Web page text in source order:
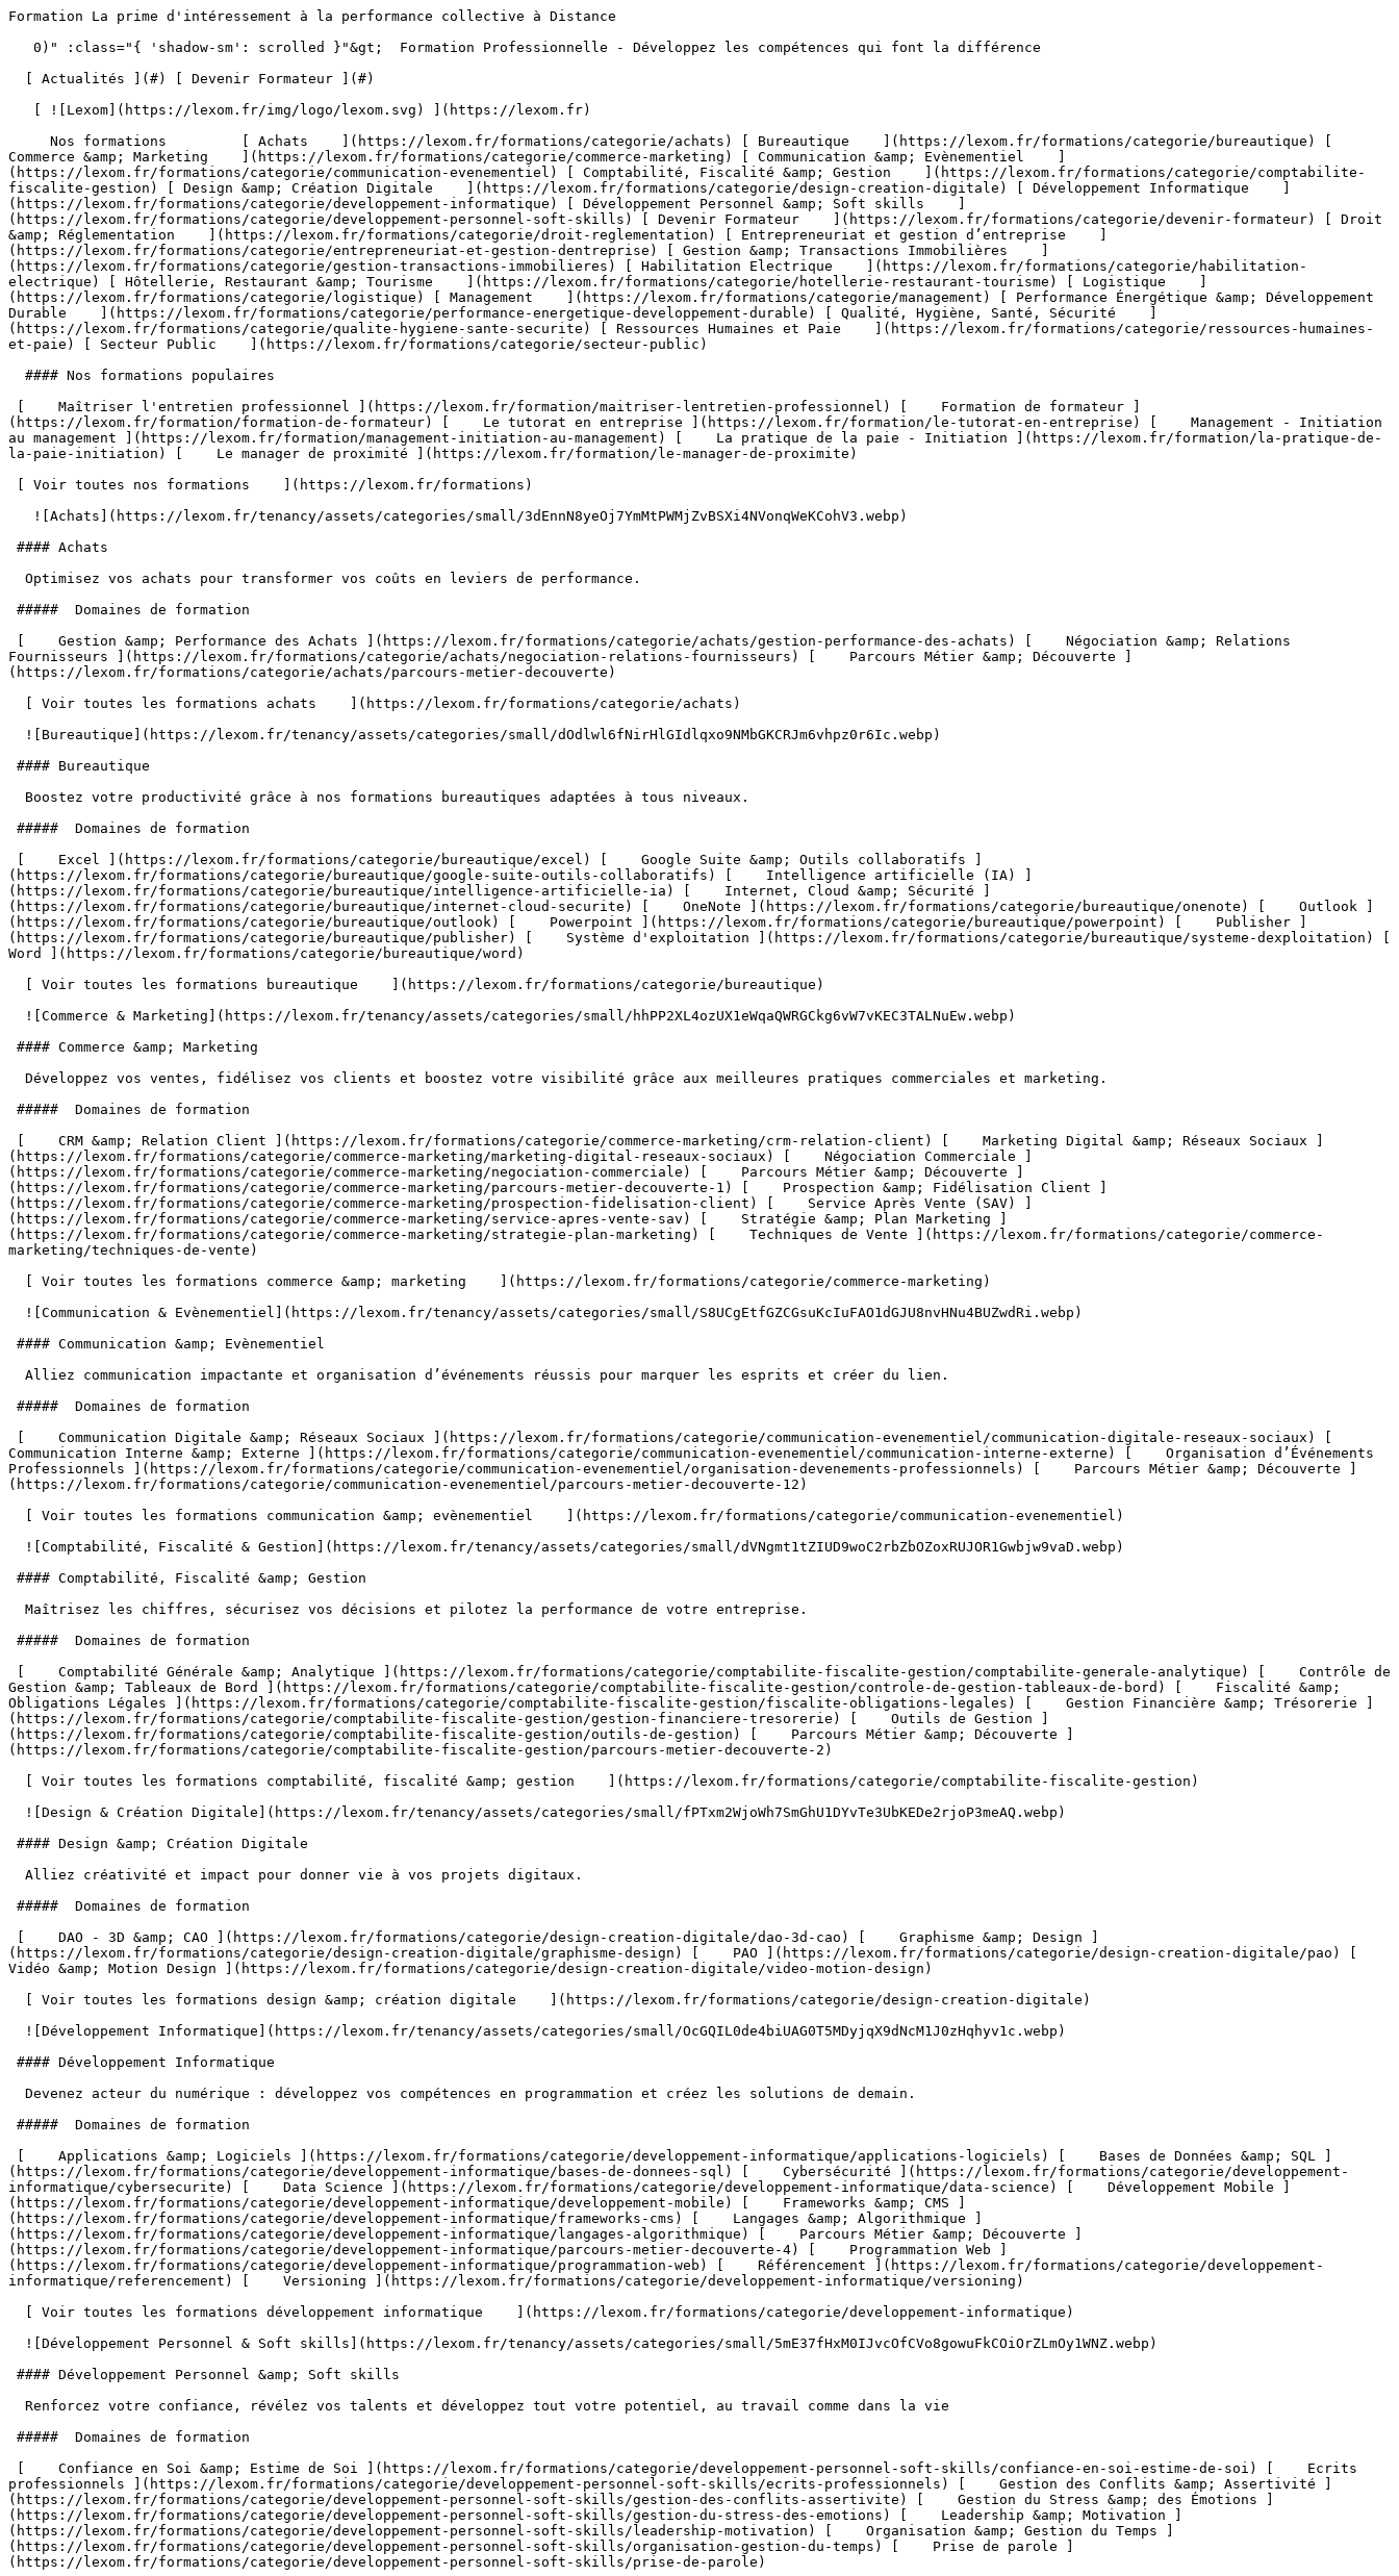
Formation La prime d'intéressement à la performance collective à Distance                                   

   0)" :class="{ 'shadow-sm': scrolled }"&gt;  Formation Professionnelle - Développez les compétences qui font la différence 

  [ Actualités ](#) [ Devenir Formateur ](#)  

   [ ![Lexom](https://lexom.fr/img/logo/lexom.svg) ](https://lexom.fr) 

     Nos formations         [ Achats    ](https://lexom.fr/formations/categorie/achats) [ Bureautique    ](https://lexom.fr/formations/categorie/bureautique) [ Commerce &amp; Marketing    ](https://lexom.fr/formations/categorie/commerce-marketing) [ Communication &amp; Evènementiel    ](https://lexom.fr/formations/categorie/communication-evenementiel) [ Comptabilité, Fiscalité &amp; Gestion    ](https://lexom.fr/formations/categorie/comptabilite-fiscalite-gestion) [ Design &amp; Création Digitale    ](https://lexom.fr/formations/categorie/design-creation-digitale) [ Développement Informatique    ](https://lexom.fr/formations/categorie/developpement-informatique) [ Développement Personnel &amp; Soft skills    ](https://lexom.fr/formations/categorie/developpement-personnel-soft-skills) [ Devenir Formateur    ](https://lexom.fr/formations/categorie/devenir-formateur) [ Droit &amp; Réglementation    ](https://lexom.fr/formations/categorie/droit-reglementation) [ Entrepreneuriat et gestion d’entreprise    ](https://lexom.fr/formations/categorie/entrepreneuriat-et-gestion-dentreprise) [ Gestion &amp; Transactions Immobilières    ](https://lexom.fr/formations/categorie/gestion-transactions-immobilieres) [ Habilitation Electrique    ](https://lexom.fr/formations/categorie/habilitation-electrique) [ Hôtellerie, Restaurant &amp; Tourisme    ](https://lexom.fr/formations/categorie/hotellerie-restaurant-tourisme) [ Logistique    ](https://lexom.fr/formations/categorie/logistique) [ Management    ](https://lexom.fr/formations/categorie/management) [ Performance Énergétique &amp; Développement Durable    ](https://lexom.fr/formations/categorie/performance-energetique-developpement-durable) [ Qualité, Hygiène, Santé, Sécurité    ](https://lexom.fr/formations/categorie/qualite-hygiene-sante-securite) [ Ressources Humaines et Paie    ](https://lexom.fr/formations/categorie/ressources-humaines-et-paie) [ Secteur Public    ](https://lexom.fr/formations/categorie/secteur-public) 

  #### Nos formations populaires

 [    Maîtriser l'entretien professionnel ](https://lexom.fr/formation/maitriser-lentretien-professionnel) [    Formation de formateur ](https://lexom.fr/formation/formation-de-formateur) [    Le tutorat en entreprise ](https://lexom.fr/formation/le-tutorat-en-entreprise) [    Management - Initiation au management ](https://lexom.fr/formation/management-initiation-au-management) [    La pratique de la paie - Initiation ](https://lexom.fr/formation/la-pratique-de-la-paie-initiation) [    Le manager de proximité ](https://lexom.fr/formation/le-manager-de-proximite) 

 [ Voir toutes nos formations    ](https://lexom.fr/formations) 

   ![Achats](https://lexom.fr/tenancy/assets/categories/small/3dEnnN8yeOj7YmMtPWMjZvBSXi4NVonqWeKCohV3.webp) 

 #### Achats 

  Optimisez vos achats pour transformer vos coûts en leviers de performance.

 #####  Domaines de formation 

 [    Gestion &amp; Performance des Achats ](https://lexom.fr/formations/categorie/achats/gestion-performance-des-achats) [    Négociation &amp; Relations Fournisseurs ](https://lexom.fr/formations/categorie/achats/negociation-relations-fournisseurs) [    Parcours Métier &amp; Découverte ](https://lexom.fr/formations/categorie/achats/parcours-metier-decouverte) 

  [ Voir toutes les formations achats    ](https://lexom.fr/formations/categorie/achats) 

  ![Bureautique](https://lexom.fr/tenancy/assets/categories/small/dOdlwl6fNirHlGIdlqxo9NMbGKCRJm6vhpz0r6Ic.webp) 

 #### Bureautique 

  Boostez votre productivité grâce à nos formations bureautiques adaptées à tous niveaux.

 #####  Domaines de formation 

 [    Excel ](https://lexom.fr/formations/categorie/bureautique/excel) [    Google Suite &amp; Outils collaboratifs ](https://lexom.fr/formations/categorie/bureautique/google-suite-outils-collaboratifs) [    Intelligence artificielle (IA) ](https://lexom.fr/formations/categorie/bureautique/intelligence-artificielle-ia) [    Internet, Cloud &amp; Sécurité ](https://lexom.fr/formations/categorie/bureautique/internet-cloud-securite) [    OneNote ](https://lexom.fr/formations/categorie/bureautique/onenote) [    Outlook ](https://lexom.fr/formations/categorie/bureautique/outlook) [    Powerpoint ](https://lexom.fr/formations/categorie/bureautique/powerpoint) [    Publisher ](https://lexom.fr/formations/categorie/bureautique/publisher) [    Système d'exploitation ](https://lexom.fr/formations/categorie/bureautique/systeme-dexploitation) [    Word ](https://lexom.fr/formations/categorie/bureautique/word) 

  [ Voir toutes les formations bureautique    ](https://lexom.fr/formations/categorie/bureautique) 

  ![Commerce & Marketing](https://lexom.fr/tenancy/assets/categories/small/hhPP2XL4ozUX1eWqaQWRGCkg6vW7vKEC3TALNuEw.webp) 

 #### Commerce &amp; Marketing 

  Développez vos ventes, fidélisez vos clients et boostez votre visibilité grâce aux meilleures pratiques commerciales et marketing.

 #####  Domaines de formation 

 [    CRM &amp; Relation Client ](https://lexom.fr/formations/categorie/commerce-marketing/crm-relation-client) [    Marketing Digital &amp; Réseaux Sociaux ](https://lexom.fr/formations/categorie/commerce-marketing/marketing-digital-reseaux-sociaux) [    Négociation Commerciale ](https://lexom.fr/formations/categorie/commerce-marketing/negociation-commerciale) [    Parcours Métier &amp; Découverte ](https://lexom.fr/formations/categorie/commerce-marketing/parcours-metier-decouverte-1) [    Prospection &amp; Fidélisation Client ](https://lexom.fr/formations/categorie/commerce-marketing/prospection-fidelisation-client) [    Service Après Vente (SAV) ](https://lexom.fr/formations/categorie/commerce-marketing/service-apres-vente-sav) [    Stratégie &amp; Plan Marketing ](https://lexom.fr/formations/categorie/commerce-marketing/strategie-plan-marketing) [    Techniques de Vente ](https://lexom.fr/formations/categorie/commerce-marketing/techniques-de-vente) 

  [ Voir toutes les formations commerce &amp; marketing    ](https://lexom.fr/formations/categorie/commerce-marketing) 

  ![Communication & Evènementiel](https://lexom.fr/tenancy/assets/categories/small/S8UCgEtfGZCGsuKcIuFAO1dGJU8nvHNu4BUZwdRi.webp) 

 #### Communication &amp; Evènementiel 

  Alliez communication impactante et organisation d’événements réussis pour marquer les esprits et créer du lien.

 #####  Domaines de formation 

 [    Communication Digitale &amp; Réseaux Sociaux ](https://lexom.fr/formations/categorie/communication-evenementiel/communication-digitale-reseaux-sociaux) [    Communication Interne &amp; Externe ](https://lexom.fr/formations/categorie/communication-evenementiel/communication-interne-externe) [    Organisation d’Événements Professionnels ](https://lexom.fr/formations/categorie/communication-evenementiel/organisation-devenements-professionnels) [    Parcours Métier &amp; Découverte ](https://lexom.fr/formations/categorie/communication-evenementiel/parcours-metier-decouverte-12) 

  [ Voir toutes les formations communication &amp; evènementiel    ](https://lexom.fr/formations/categorie/communication-evenementiel) 

  ![Comptabilité, Fiscalité & Gestion](https://lexom.fr/tenancy/assets/categories/small/dVNgmt1tZIUD9woC2rbZbOZoxRUJOR1Gwbjw9vaD.webp) 

 #### Comptabilité, Fiscalité &amp; Gestion 

  Maîtrisez les chiffres, sécurisez vos décisions et pilotez la performance de votre entreprise.

 #####  Domaines de formation 

 [    Comptabilité Générale &amp; Analytique ](https://lexom.fr/formations/categorie/comptabilite-fiscalite-gestion/comptabilite-generale-analytique) [    Contrôle de Gestion &amp; Tableaux de Bord ](https://lexom.fr/formations/categorie/comptabilite-fiscalite-gestion/controle-de-gestion-tableaux-de-bord) [    Fiscalité &amp; Obligations Légales ](https://lexom.fr/formations/categorie/comptabilite-fiscalite-gestion/fiscalite-obligations-legales) [    Gestion Financière &amp; Trésorerie ](https://lexom.fr/formations/categorie/comptabilite-fiscalite-gestion/gestion-financiere-tresorerie) [    Outils de Gestion ](https://lexom.fr/formations/categorie/comptabilite-fiscalite-gestion/outils-de-gestion) [    Parcours Métier &amp; Découverte ](https://lexom.fr/formations/categorie/comptabilite-fiscalite-gestion/parcours-metier-decouverte-2) 

  [ Voir toutes les formations comptabilité, fiscalité &amp; gestion    ](https://lexom.fr/formations/categorie/comptabilite-fiscalite-gestion) 

  ![Design & Création Digitale](https://lexom.fr/tenancy/assets/categories/small/fPTxm2WjoWh7SmGhU1DYvTe3UbKEDe2rjoP3meAQ.webp) 

 #### Design &amp; Création Digitale 

  Alliez créativité et impact pour donner vie à vos projets digitaux.

 #####  Domaines de formation 

 [    DAO - 3D &amp; CAO ](https://lexom.fr/formations/categorie/design-creation-digitale/dao-3d-cao) [    Graphisme &amp; Design ](https://lexom.fr/formations/categorie/design-creation-digitale/graphisme-design) [    PAO ](https://lexom.fr/formations/categorie/design-creation-digitale/pao) [    Vidéo &amp; Motion Design ](https://lexom.fr/formations/categorie/design-creation-digitale/video-motion-design) 

  [ Voir toutes les formations design &amp; création digitale    ](https://lexom.fr/formations/categorie/design-creation-digitale) 

  ![Développement Informatique](https://lexom.fr/tenancy/assets/categories/small/OcGQIL0de4biUAG0T5MDyjqX9dNcM1J0zHqhyv1c.webp) 

 #### Développement Informatique 

  Devenez acteur du numérique : développez vos compétences en programmation et créez les solutions de demain.

 #####  Domaines de formation 

 [    Applications &amp; Logiciels ](https://lexom.fr/formations/categorie/developpement-informatique/applications-logic